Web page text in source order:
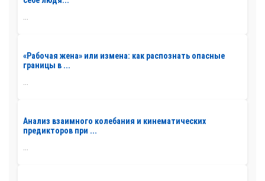
...
«Рабочая жена» или измена: как распознать опасные
границы в ...
Анализ взаимного колебания и кинематических
предикторов при ...